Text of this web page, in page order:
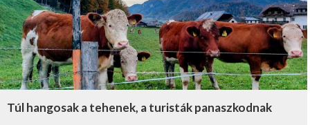
Túl hangosak a tehenek, a turisták panaszkodnak